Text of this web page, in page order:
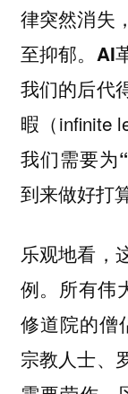
律突然消失
至抑郁。 AI
我们的后代
暇 （infinite
我们需要为
到来做好打算
乐观地看，
例。所有伟
修道院的僧
宗教人士、